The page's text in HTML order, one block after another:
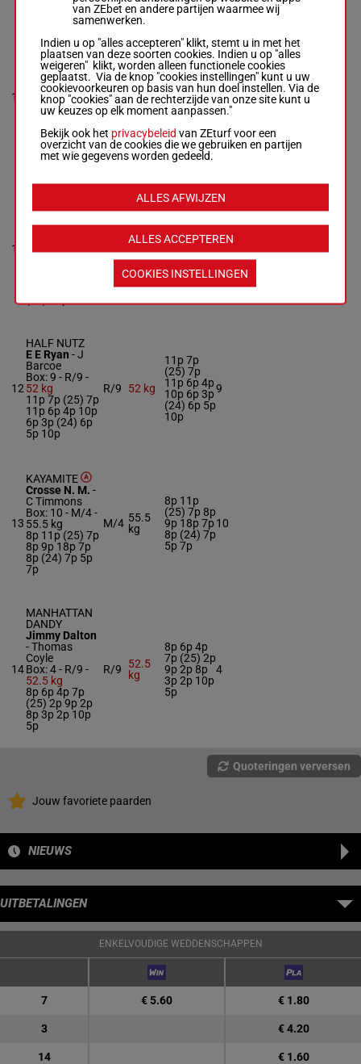
10
ROCK ETOILE
Patrick
Mcgettigan
P J Mckenna
Box: 11 - R/8 -
55 kg
14p (25) 13p
4p 11p 2p 5p
4p 9p 14p
R/8 55 kg
14p 11p
11p 14p
(25) 13p
4p 11p 2p
5p 4p 9p
11
11
AMERICANA
57 kg
9p 2p (25)
6p 4p 4p
10p 11p
(24) 25p
12
HALF NUTZ
E E Ryan -J
Barcoe
Box: 9 - R/9 -
52 kg
11p 7p (25) 7p
11p 6p 4p 10p
6p 3p (24) 6p
5p 10p
R/9 52 kg
11p 7p
(25) 7p
11p 6p 4p
10p 6p 3p
(24) 6p 5p
10p
9
13
KAYAMITE
Crosse N. M. -
C Timmons
Box: 10 - M/4 -
55.5 kg
8p 11p (25) 7p
8p 9p 18p 7p
8p (24) 7p 5p
7p
M/4 55.5
kg
8p 11p
(25) 7p 8p
9p 18p 7p
8p (24) 7p
5p 7p
10
14
MANHATTAN
DANDY
Jimmy Dalton
-Thomas
Coyle
Box: 4 - R/9 -
52.5 kg
8p 6p 4p 7p
(25) 2p 9p 2p
8p 3p 2p 10p
5p
R/9
52.5
kg
8p 6p 4p
7p (25) 2p
9p 2p 8p
3p 2p 10p
5p
4
Quoteringen verversen
Jouw favoriete paarden
NIEUWS
UITBETALINGEN
ENKELVOUDIGE WEDDENSCHAPPEN
7 € 5.60 € 1.80
3 € 4.20
14 € 1.60
van ZEbet en andere partijen waarmee wij
samenwerken.
Indien u op "alles accepteren" klikt, stemt u in met het
plaatsen van deze soorten cookies. Indien u op "alles
weigeren" klikt, worden alleen functionele cookies
geplaatst. Via de knop "cookies instellingen" kunt u uw
cookievoorkeuren op basis van hun doel instellen. Via de
knop "cookies" aan de rechterzijde van onze site kunt u
uw keuzes op elk moment aanpassen."
Bekijk ook het privacybeleid van ZEturf voor een
overzicht van de cookies die we gebruiken en partijen
met wie gegevens worden gedeeld.
ALLES ACCEPTEREN
ALLES AFWIJZEN
COOKIES INSTELLINGEN